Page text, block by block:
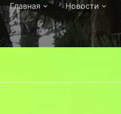
Главная Новости